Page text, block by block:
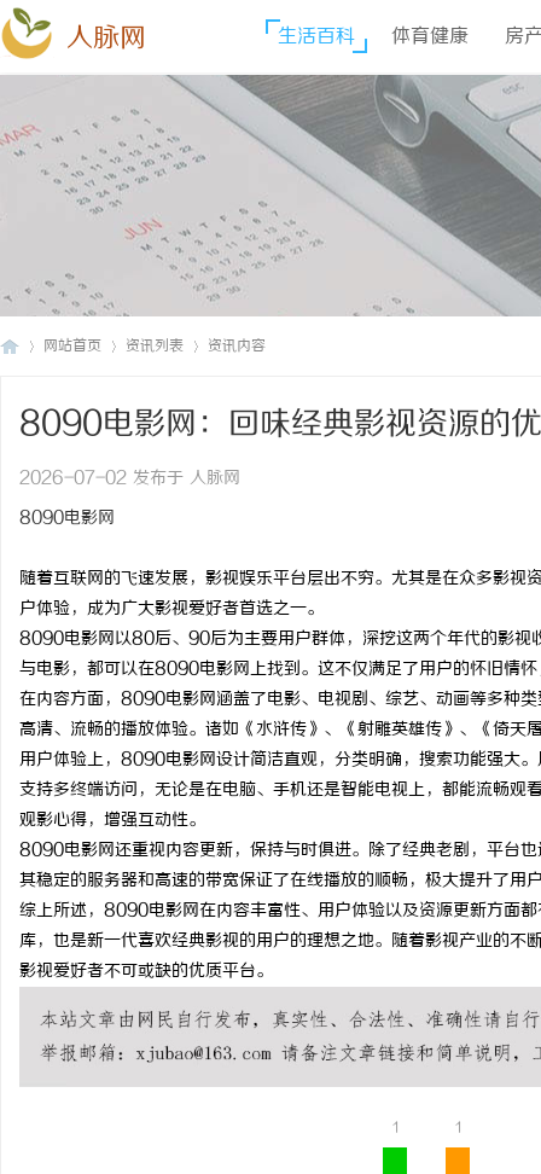
人脉网 生活百科 体育健康 房
网站首页 资讯列表 资讯内容
8090电影网：回味经典影视资源的
2026-07-02 发布于 人脉网
8090电影网
随着互联网的飞速发展，影视娱乐平台层出不穷。尤其是在众多影视
户体验，成为广大影视爱好者首选之一。
8090电影网以80后、90后为主要用户群体，深挖这两个年代的影
与电影，都可以在8090电影网上找到。这不仅满足了用户的怀旧情
在内容方面，8090电影网涵盖了电影、电视剧、综艺、动画等多种
高清、流畅的播放体验。诸如《水浒传》、《射雕英雄传》、《倚天
用户体验上，8090电影网设计简洁直观，分类明确，搜索功能强大
支持多终端访问，无论是在电脑、手机还是智能电视上，都能流畅
观影心得，增强互动性。
8090电影网还重视内容更新，保持与时俱进。除了经典老剧，平台
其稳定的服务器和高速的带宽保证了在线播放的顺畅，极大提升了用
综上所述，8090电影网在内容丰富性、用户体验以及资源更新方面
库，也是新一代喜欢经典影视的用户的理想之地。随着影视产业的
影视爱好者不可或缺的优质平台。
1 1